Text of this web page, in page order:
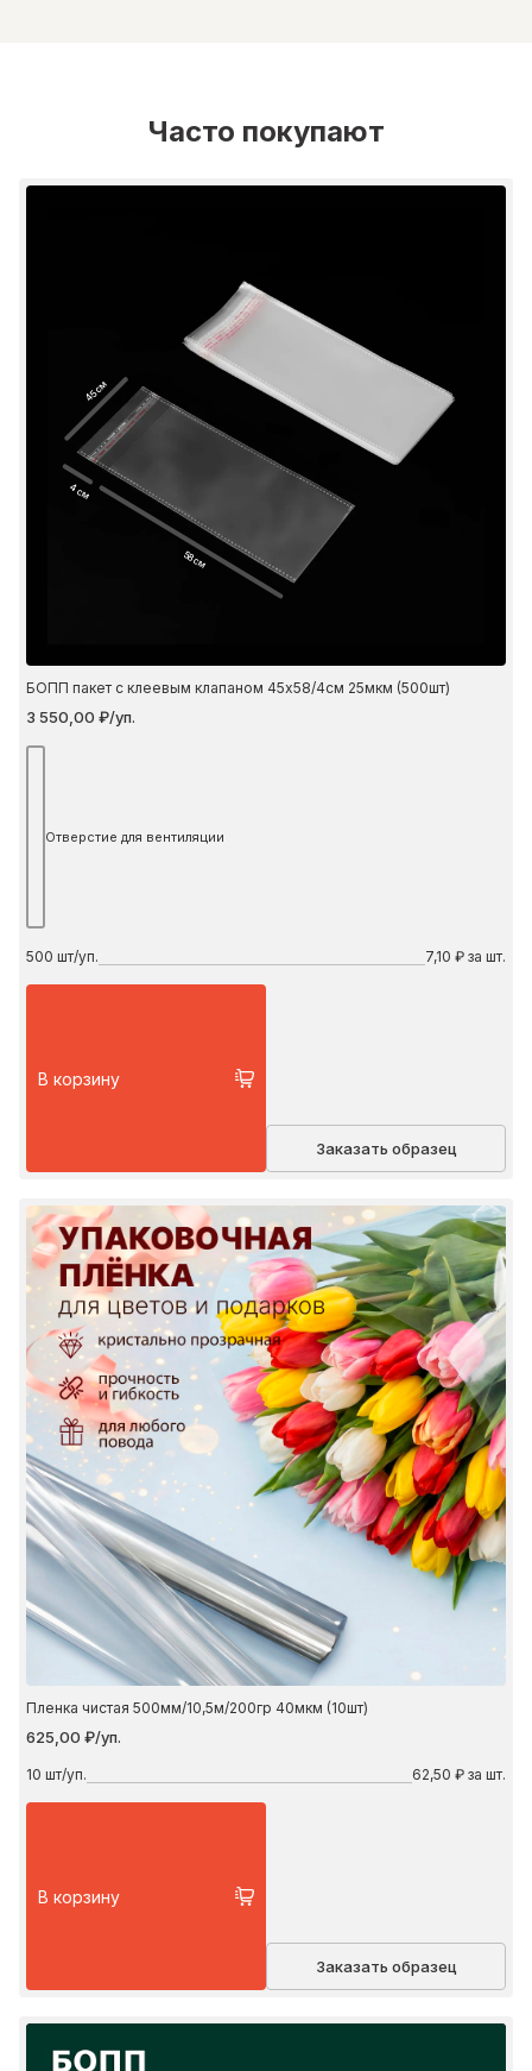
Часто покупают
45 см
4 см
58 см
БОПП пакет с клеевым клапаном 45х58/4см 25мкм (500шт)
3 550,00 ₽/уп.
Отверстие для вентиляции
500 шт/уп. 7,10 ₽ за шт.
В корзину
Заказать образец
Пленка чистая 500мм/10,5м/200гр 40мкм (10шт)
625,00 ₽/уп.
10 шт/уп. 62,50 ₽ за шт.
В корзину
Заказать образец